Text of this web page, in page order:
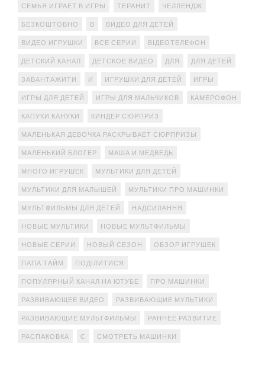
СЕМЬЯ ИГРАЕТ В ИГРЫ ТЕРАНИТ ЧЕЛЛЕНДЖ
БЕЗКОШТОВНО В ВИДЕО ДЛЯ ДЕТЕЙ
ВИДЕО ИГРУШКИ ВСЕ СЕРИИ ВІДЕОТЕЛЕФОН
ДЕТСКИЙ КАНАЛ ДЕТСКОЕ ВИДЕО ДЛЯ ДЛЯ ДЕТЕЙ
ЗАВАНТАЖИТИ И ИГРУШКИ ДЛЯ ДЕТЕЙ ИГРЫ
ИГРЫ ДЛЯ ДЕТЕЙ ИГРЫ ДЛЯ МАЛЬЧИКОВ КАМЕРОФОН
КАПУКИ КАНУКИ КИНДЕР СЮРПРИЗ
МАЛЕНЬКАЯ ДЕВОЧКА РАСКРЫВАЕТ СЮРПРИЗЫ
МАЛЕНЬКИЙ БЛОГЕР МАША И МЕДВЕДЬ
МНОГО ИГРУШЕК МУЛЬТИКИ ДЛЯ ДЕТЕЙ
МУЛЬТИКИ ДЛЯ МАЛЫШЕЙ МУЛЬТИКИ ПРО МАШИНКИ
МУЛЬТФИЛЬМЫ ДЛЯ ДЕТЕЙ НАДСИЛАННЯ
НОВЫЕ МУЛЬТИКИ НОВЫЕ МУЛЬТФИЛЬМЫ
НОВЫЕ СЕРИИ НОВЫЙ СЕЗОН ОБЗОР ИГРУШЕК
ПАПА ТАЙМ ПОДІЛИТИСЯ
ПОПУЛЯРНЫЙ КАНАЛ НА ЮТУБЕ ПРО МАШИНКИ
РАЗВИВАЮЩЕЕ ВИДЕО РАЗВИВАЮЩИЕ МУЛЬТИКИ
РАЗВИВАЮЩИЕ МУЛЬТФИЛЬМЫ РАННЕЕ РАЗВИТИЕ
РАСПАКОВКА С СМОТРЕТЬ МАШИНКИ